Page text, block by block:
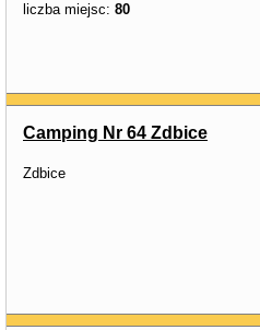
liczba miejsc: 80
Camping Nr 64 Zdbice
Zdbice